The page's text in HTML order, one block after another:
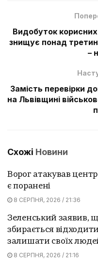
Видобуток
знищує понад
–
Замість перевірки
на Львівщині
Схожі Новини
Ворог атакував
є поранені
8 СЕРПНЯ, 2026 / 21:36
Зеленський заявив,
збирається
залишати своїх
8 СЕРПНЯ, 2026 / 21:16